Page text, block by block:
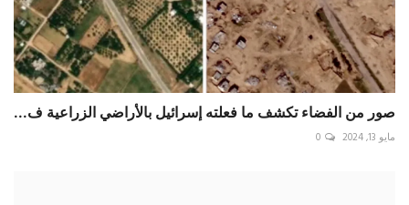
صور من الفضاء تكشف ما فعلته إسرائيل بالأراضي الزراعية ف...
مايو 13, 2024 0